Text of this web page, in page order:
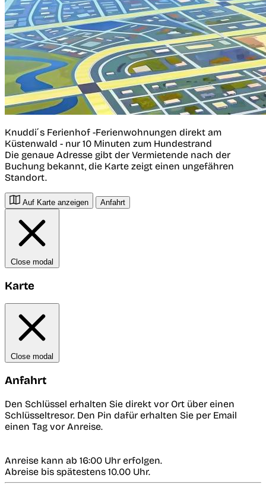
Knuddi´s Ferienhof -Ferienwohnungen direkt am
Küstenwald - nur 10 Minuten zum Hundestrand
Die genaue Adresse gibt der Vermietende nach der
Buchung bekannt, die Karte zeigt einen ungefähren
Standort.
Auf Karte anzeigen Anfahrt
Close modal
Karte
Close modal
Anfahrt
Den Schlüssel erhalten Sie direkt vor Ort über einen
Schlüsseltresor. Den Pin dafür erhalten Sie per Email
einen Tag vor Anreise.
Anreise kann ab 16:00 Uhr erfolgen.
Abreise bis spätestens 10.00 Uhr.